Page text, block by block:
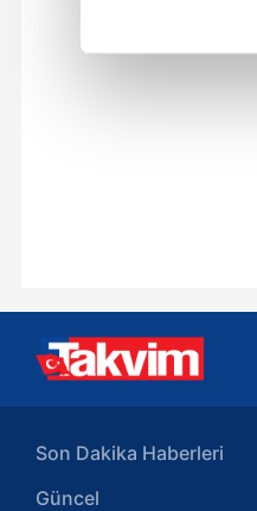
6698 sayılı Kişisel
mevzuata uygun
Son Dakika Haberleri
Güncel